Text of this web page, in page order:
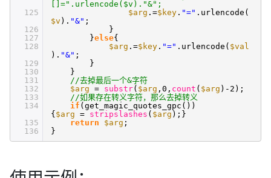
125
126
127
128
129
130
131
132
133
134
135
136
[]=".urlencode($v)."&";
$arg .=$key . "=" .urlencode(
$v ). "&" ;
}
}else{
$arg .=$key . "=" .urlencode( $val
). "&" ;
}
}
//去掉最后一个&字符
$arg = substr( $arg ,0, count ( $arg )-2);
//如果存在转义字符，那么去掉转义
if (get_magic_quotes_gpc())
{ $arg = stripslashes ( $arg );}
return
$arg ;
}